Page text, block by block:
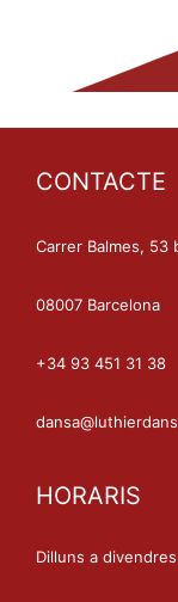
CONTACTE
Carrer Balmes, 53
08007 Barcelona
+34 93 451 31 38
HORARIS
Dilluns a